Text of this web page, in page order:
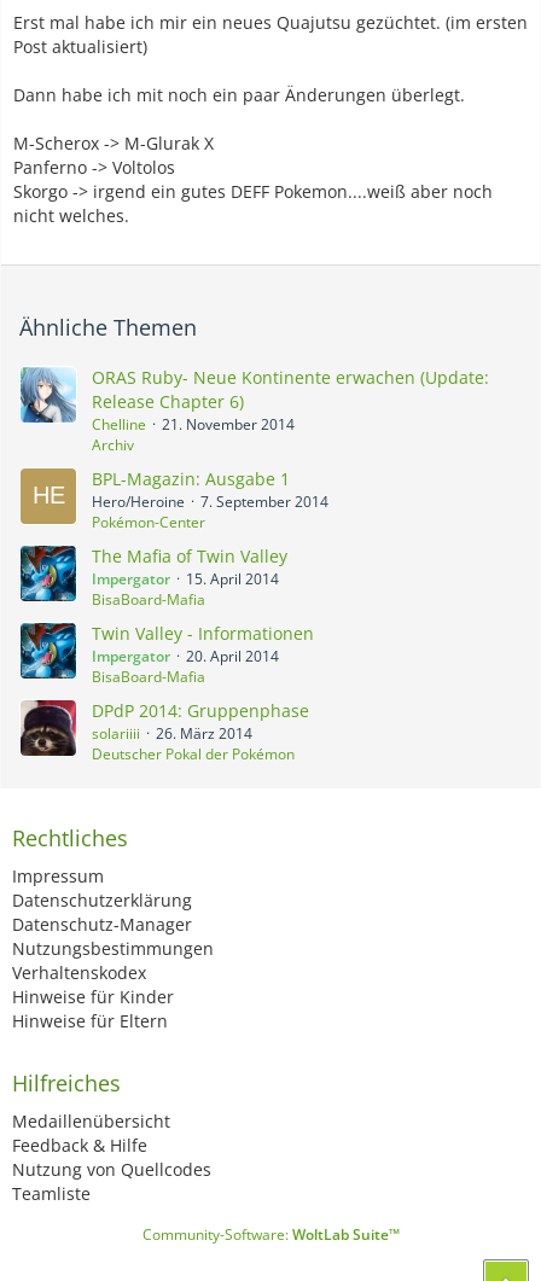
Erst mal habe ich mir ein neues Quajutsu gezüchtet. (im ersten
Post aktualisiert)
Dann habe ich mit noch ein paar Änderungen überlegt.
M-Scherox -> M-Glurak X
Panferno -> Voltolos
Skorgo -> irgend ein gutes DEFF Pokemon....weiß aber noch
nicht welches.
Ähnliche Themen
ORAS Ruby- Neue Kontinente erwachen (Update:
Release Chapter 6)
Chelline
21. November 2014
Archiv
BPL-Magazin: Ausgabe 1
Hero/Heroine
7. September 2014
Pokémon-Center
The Mafia of Twin Valley
Impergator
15. April 2014
BisaBoard-Mafia
Twin Valley - Informationen
Impergator
20. April 2014
BisaBoard-Mafia
DPdP 2014: Gruppenphase
solariiii
26. März 2014
Deutscher Pokal der Pokémon
Rechtliches
Impressum
Datenschutzerklärung
Datenschutz-Manager
Nutzungsbestimmungen
Verhaltenskodex
Hinweise für Kinder
Hinweise für Eltern
Hilfreiches
Medaillenübersicht
Feedback & Hilfe
Nutzung von Quellcodes
Teamliste
Community-Software:WoltLab Suite™